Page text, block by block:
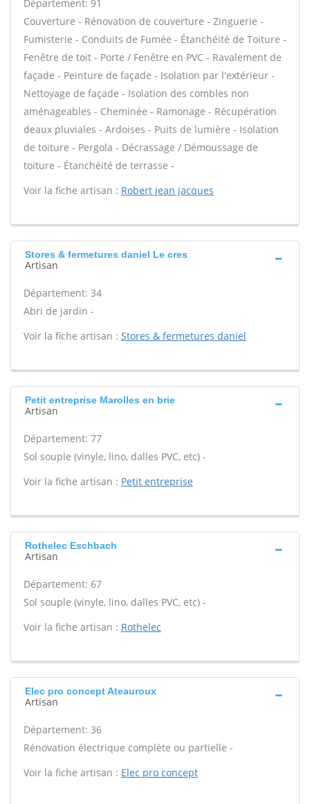
Département: 91
Couverture - Rénovation de couverture - Zinguerie -
Fumisterie - Conduits de Fumée - Étanchéité de Toiture -
Fenêtre de toit - Porte / Fenêtre en PVC - Ravalement de
façade - Peinture de façade - Isolation par l'extérieur -
Nettoyage de façade - Isolation des combles non
aménageables - Cheminée - Ramonage - Récupération
deaux pluviales - Ardoises - Puits de lumière - Isolation
de toiture - Pergola - Décrassage / Démoussage de
toiture - Étanchéité de terrasse -
Voir la fiche artisan : Robert jean jacques
Stores & fermetures daniel Le cres
Artisan
Département: 34
Abri de jardin -
Voir la fiche artisan : Stores & fermetures daniel
Petit entreprise Marolles en brie
Artisan
Département: 77
Sol souple (vinyle, lino, dalles PVC, etc) -
Voir la fiche artisan : Petit entreprise
Rothelec Eschbach
Artisan
Département: 67
Sol souple (vinyle, lino, dalles PVC, etc) -
Voir la fiche artisan : Rothelec
Elec pro concept Ateauroux
Artisan
Département: 36
Rénovation électrique complète ou partielle -
Voir la fiche artisan : Elec pro concept